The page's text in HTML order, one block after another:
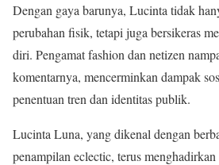
Dengan gaya barunya, Lucinta tidak
perubahan fisik, tetapi juga bersikeras
diri. Pengamat fashion dan netizen
komentarnya, mencerminkan dampak
penentuan tren dan identitas publik.
Lucinta Luna, yang dikenal dengan
penampilan eclectic, terus